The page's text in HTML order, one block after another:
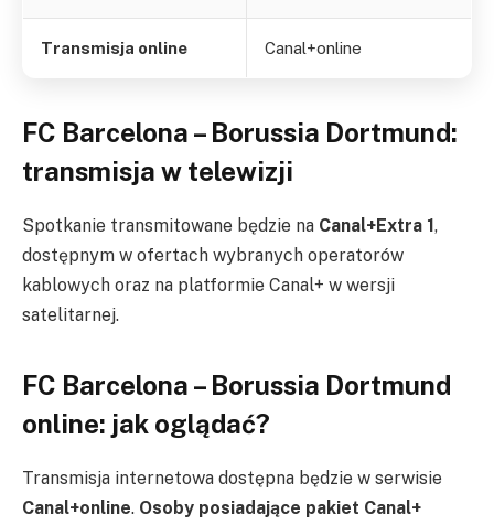
Transmisja online Canal+online
FC Barcelona – Borussia Dortmund:
transmisja w telewizji
Spotkanie transmitowane będzie na Canal+Extra 1,
dostępnym w ofertach wybranych operatorów
kablowych oraz na platformie Canal+ w wersji
satelitarnej.
FC Barcelona – Borussia Dortmund
online: jak oglądać?
Transmisja internetowa dostępna będzie w serwisie
Canal+online. Osoby posiadające pakiet Canal+